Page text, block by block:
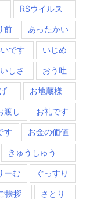
RSウイルス
前 あったかい
です いじめ
しさ おう吐
お地蔵様
渡し お礼です
す お金の価値
きゅうしゅう
ーむ ぐっすり
挨拶 さとり